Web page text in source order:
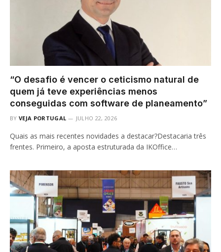
“O desafio é vencer o ceticismo natural de
quem já teve experiências menos
conseguidas com software de planeamento”
BY VEJA PORTUGAL JULHO 22, 2026
Quais as mais recentes novidades a destacar?Destacaria três
frentes. Primeiro, a aposta estruturada da IKOffice…